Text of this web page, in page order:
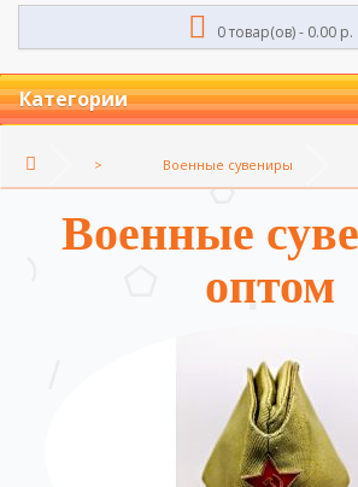
0 товар(ов) - 0.00 р.
Категории
Военные сувениры
Военные
оптом